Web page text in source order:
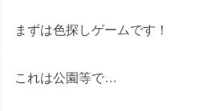
まずは色探しゲームです！
これは公園等で…